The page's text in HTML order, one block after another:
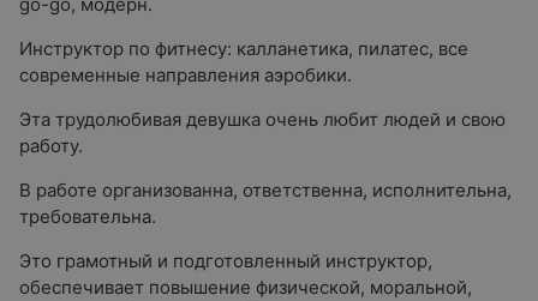
Инструктор по фитнесу: калланетика, пилатес, все
современные направления аэробики.
Эта трудолюбивая девушка очень любит людей и свою
работу.
В работе организованна, ответственна, исполнительна,
требовательна.
Это грамотный и подготовленный инструктор,
обеспечивает повышение физической, моральной,